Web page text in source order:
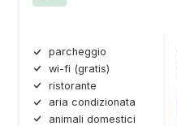
parcheggio
wi-fi (gratis)
ristorante
aria condizionata
animali domestici